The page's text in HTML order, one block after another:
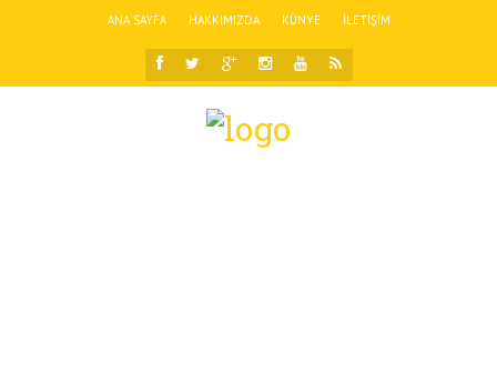
ANA SAYFA HAKKIMIZDA KÜNYE İLETIŞIM